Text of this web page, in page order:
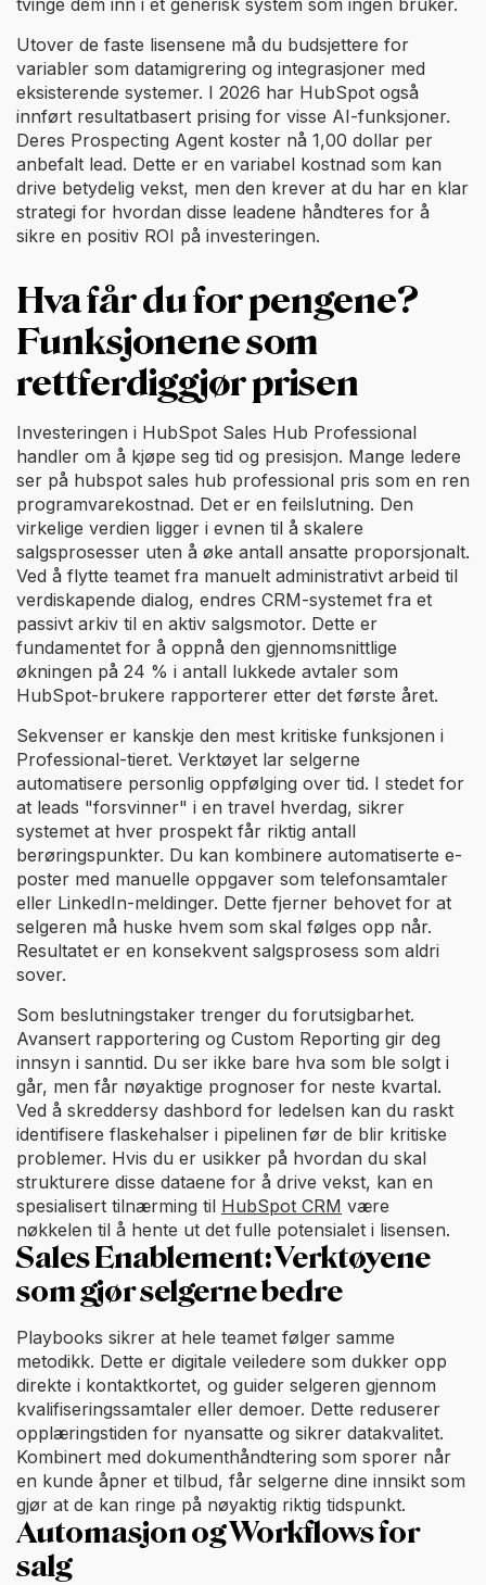
Utover de faste lisensene må du budsjettere for
variabler som datamigrering og integrasjoner med
eksisterende systemer. I 2026 har HubSpot også
innført resultatbasert prising for visse AI-funksjoner.
Deres Prospecting Agent koster nå 1,00 dollar per
anbefalt lead. Dette er en variabel kostnad som kan
drive betydelig vekst, men den krever at du har en klar
strategi for hvordan disse leadene håndteres for å
sikre en positiv ROI på investeringen.
Hva får du for pengene?
Funksjonene som
rettferdiggjør prisen
Investeringen i HubSpot Sales Hub Professional
handler om å kjøpe seg tid og presisjon. Mange ledere
ser på hubspot sales hub professional pris som en ren
programvarekostnad. Det er en feilslutning. Den
virkelige verdien ligger i evnen til å skalere
salgsprosesser uten å øke antall ansatte proporsjonalt.
Ved å flytte teamet fra manuelt administrativt arbeid til
verdiskapende dialog, endres CRM-systemet fra et
passivt arkiv til en aktiv salgsmotor. Dette er
fundamentet for å oppnå den gjennomsnittlige
økningen på 24 % i antall lukkede avtaler som
HubSpot-brukere rapporterer etter det første året.
Sekvenser er kanskje den mest kritiske funksjonen i
Professional-tieret. Verktøyet lar selgerne
automatisere personlig oppfølging over tid. I stedet for
at leads "forsvinner" i en travel hverdag, sikrer
systemet at hver prospekt får riktig antall
berøringspunkter. Du kan kombinere automatiserte e-
poster med manuelle oppgaver som telefonsamtaler
eller LinkedIn-meldinger. Dette fjerner behovet for at
selgeren må huske hvem som skal følges opp når.
Resultatet er en konsekvent salgsprosess som aldri
sover.
Som beslutningstaker trenger du forutsigbarhet.
Avansert rapportering og Custom Reporting gir deg
innsyn i sanntid. Du ser ikke bare hva som ble solgt i
går, men får nøyaktige prognoser for neste kvartal.
Ved å skreddersy dashbord for ledelsen kan du raskt
identifisere flaskehalser i pipelinen før de blir kritiske
problemer. Hvis du er usikker på hvordan du skal
strukturere disse dataene for å drive vekst, kan en
spesialisert tilnærming til HubSpot CRM være
nøkkelen til å hente ut det fulle potensialet i lisensen.
Sales Enablement: Verktøyene
som gjør selgerne bedre
Playbooks sikrer at hele teamet følger samme
metodikk. Dette er digitale veiledere som dukker opp
direkte i kontaktkortet, og guider selgeren gjennom
kvalifiseringssamtaler eller demoer. Dette reduserer
opplæringstiden for nyansatte og sikrer datakvalitet.
Kombinert med dokumenthåndtering som sporer når
en kunde åpner et tilbud, får selgerne dine innsikt som
gjør at de kan ringe på nøyaktig riktig tidspunkt.
Automasjon og Workflows for
salg